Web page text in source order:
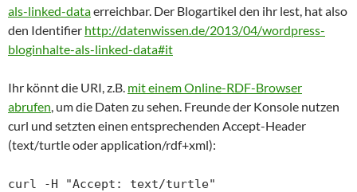
als-linked-dataerreichbar. Der Blogartikel den ihr lest, hat also
den Identifier http://datenwissen.de/2013/04/wordpress-
bloginhalte-als-linked-data#it
Ihr könnt die URI, z.B. mit einem Online-RDF-Browser
abrufen, um die Daten zu sehen. Freunde der Konsole nutzen
curl und setzten einen entsprechenden Accept-Header
(text/turtle oder application/rdf+xml):
curl -H "Accept: text/turtle"